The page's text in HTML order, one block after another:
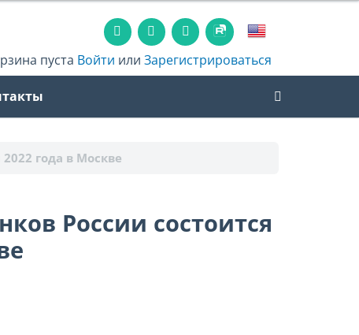
пуста Войти илиЗарегистрироваться
года в Москве
России состоится